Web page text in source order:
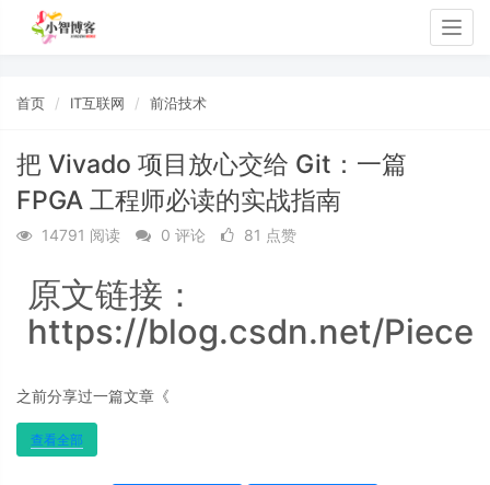
首页 IT互联网 前沿技术
把 Vivado 项目放心交给 Git：一篇
FPGA 工程师必读的实战指南
14791 阅读 0 评论 81 点赞
原文链接：
https://blog.csdn.net/
之前分享过一篇文章《
查看全部